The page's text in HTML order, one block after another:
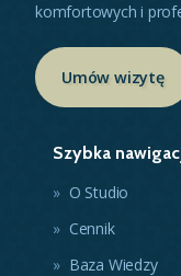
komfortowych i
Umów wizytę
Szybka
O Studio
Cennik
Baza Wiedzy